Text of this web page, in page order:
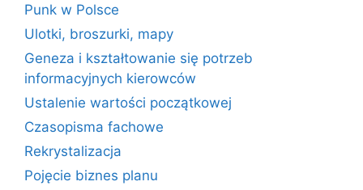
Punk w Polsce
Ulotki, broszurki, mapy
Geneza i kształtowanie się potrzeb
informacyjnych kierowców
Ustalenie wartości początkowej
Czasopisma fachowe
Rekrystalizacja
Pojęcie biznes planu